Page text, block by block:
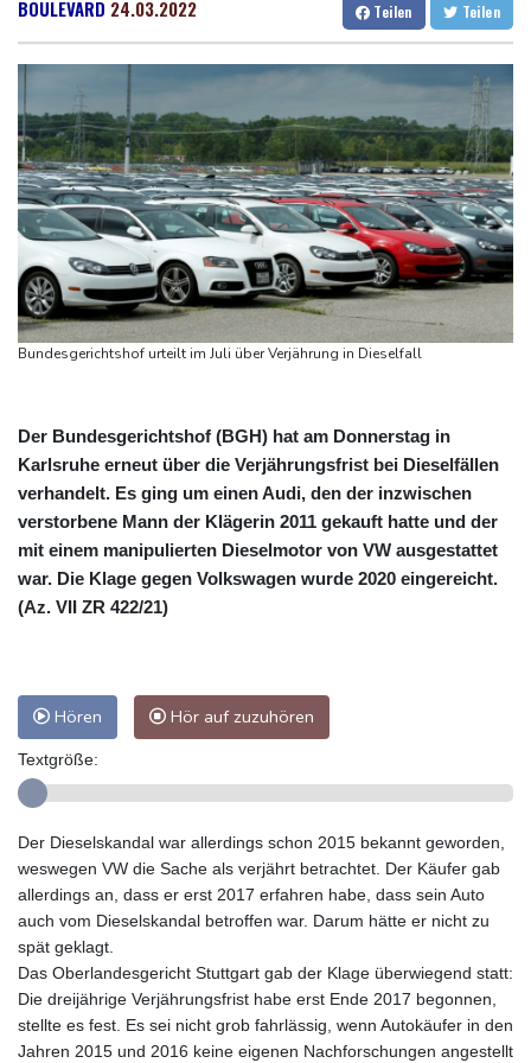
Salzburg
21 °C
Baden-Baden
17 °C
58 Soldaten im Jemen bei Huthi-Angriffen getötet - Regierung
kündigt Vergeltung an
UEFA hält an FIFA-Boykott fest - CAF hält zu Infantino
Jemen: 38 Soldaten bei Huthi-Angriffen getötet - Regierung
kündigt Vergeltung an
Mindestens zwei Tote bei Bombenexplosion in Kleinbus nahe
Damaskus
Real Madrid verlängert mit Vinicius Jr. bis 2032
Schwimm-EM: Eikermann und Rösler gewinnen Silber und Bronze
BOULEVARD 24.03.2022 Teilen Teilen
Bundesgerichtshof urteilt im Juli über Verjährung in Dieselfall
Der Bundesgerichtshof (BGH) hat am Donnerstag in
Karlsruhe erneut über die Verjährungsfrist bei Dieselfällen
verhandelt. Es ging um einen Audi, den der inzwischen
verstorbene Mann der Klägerin 2011 gekauft hatte und der
mit einem manipulierten Dieselmotor von VW ausgestattet
war. Die Klage gegen Volkswagen wurde 2020 eingereicht.
(Az. VII ZR 422/21)
Hören Hör auf zuzuhören
Textgröße:
Der Dieselskandal war allerdings schon 2015 bekannt geworden,
weswegen VW die Sache als verjährt betrachtet. Der Käufer gab
allerdings an, dass er erst 2017 erfahren habe, dass sein Auto
auch vom Dieselskandal betroffen war. Darum hätte er nicht zu
spät geklagt.
Das Oberlandesgericht Stuttgart gab der Klage überwiegend statt:
Die dreijährige Verjährungsfrist habe erst Ende 2017 begonnen,
stellte es fest. Es sei nicht grob fahrlässig, wenn Autokäufer in den
Jahren 2015 und 2016 keine eigenen Nachforschungen angestellt